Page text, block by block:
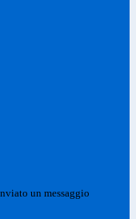
un messaggio